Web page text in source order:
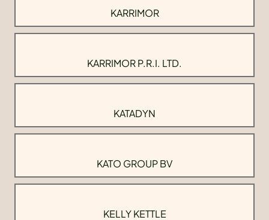
KARRIMOR
KARRIMOR P.R.I. LTD.
KATADYN
KATO GROUP BV
KELLY KETTLE